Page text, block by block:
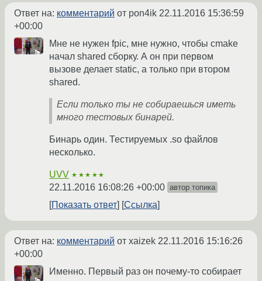
Ответ на: комментарий от pon4ik 22.11.2016 15:36:59
+00:00
Мне не нужен fpic, мне нужно, чтобы cmake
начал shared сборку. А он при первом
вызове делает static, а только при втором
shared.
Если только ты не собираешься иметь
много тестовых бинарей.
Бинарь один. Тестируемых .so файлов
несколько.
UVV ★★★★★
22.11.2016 16:08:26 +00:00 автор топика
Показать ответ Ссылка
Ответ на: комментарий от xaizek 22.11.2016 15:16:26
+00:00
Именно. Первый раз он почему-то собирает